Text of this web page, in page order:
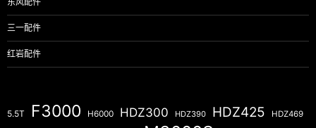
三一配件
红岩配件
5.5T F3000 H6000 HDZ300 HDZ390 HDZ425 HDZ469